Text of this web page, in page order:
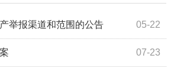
05-22
举报渠道和范围的公告
07-23